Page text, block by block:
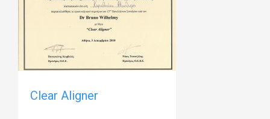
Clear Aligner